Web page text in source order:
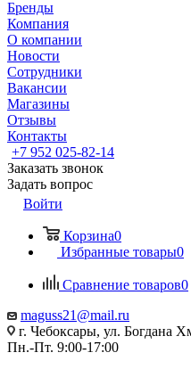
Бренды
Компания
О компании
Новости
Сотрудники
Вакансии
Магазины
Отзывы
Контакты
+7 952 025-82-14
Заказать звонок
Задать вопрос
Войти
Корзина0
Избранные товары0
Сравнение товаров0
maguss21@mail.ru
г. Чебоксары, ул. Богдана
Пн.-Пт. 9:00-17:00